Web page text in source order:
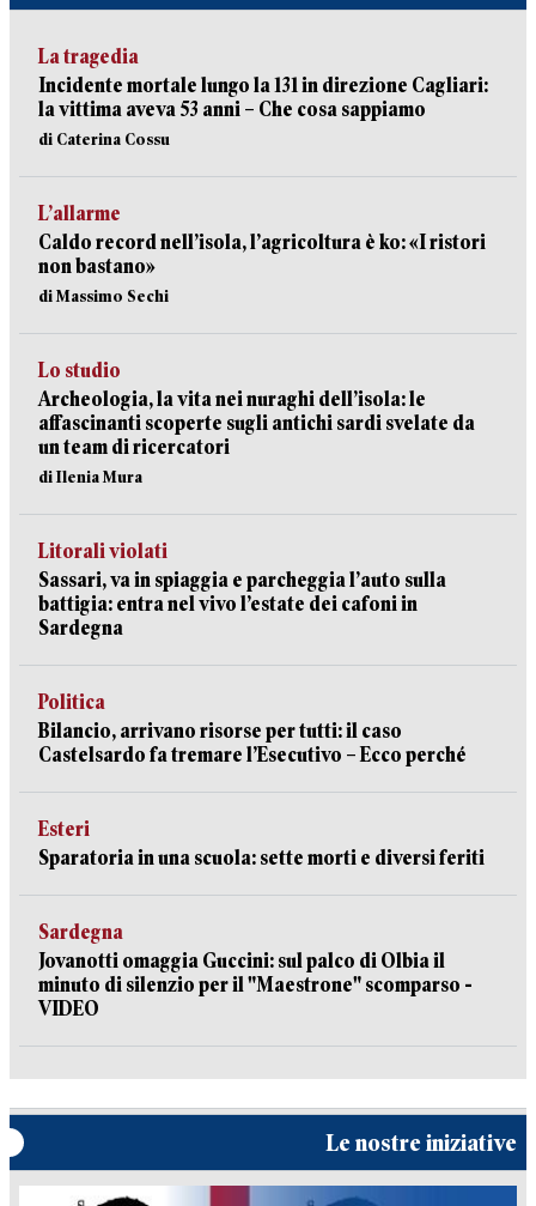
La tragedia
Incidente mortale lungo la 131 in direzione Cagliari:
la vittima aveva 53 anni – Che cosa sappiamo
di Caterina Cossu
L’allarme
Caldo record nell’isola, l’agricoltura è ko: «I ristori
non bastano»
di Massimo Sechi
Lo studio
Archeologia, la vita nei nuraghi dell’isola: le
affascinanti scoperte sugli antichi sardi svelate da
un team di ricercatori
di Ilenia Mura
Litorali violati
Sassari, va in spiaggia e parcheggia l’auto sulla
battigia: entra nel vivo l’estate dei cafoni in
Sardegna
Politica
Bilancio, arrivano risorse per tutti: il caso
Castelsardo fa tremare l’Esecutivo – Ecco perché
Esteri
Sparatoria in una scuola: sette morti e diversi feriti
Sardegna
Jovanotti omaggia Guccini: sul palco di Olbia il
minuto di silenzio per il "Maestrone" scomparso -
VIDEO
Le nostre iniziative